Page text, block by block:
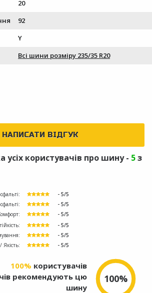
20
92
Y
Всі шини розміру 235/35 R20
НАПИСАТИ ВІДГУК
усіх користувачів про шину - 5з
- 5/5
- 5/5
- 5/5
- 5/5
- 5/5
Якість:
- 5/5
100%
100% користувачів
рекомендують цю
шину